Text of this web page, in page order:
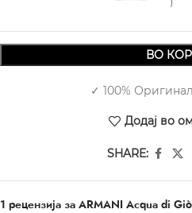
ВО
✓ 100%
Додај во
SHARE:
1 рецензија за ARMANI Acqua di